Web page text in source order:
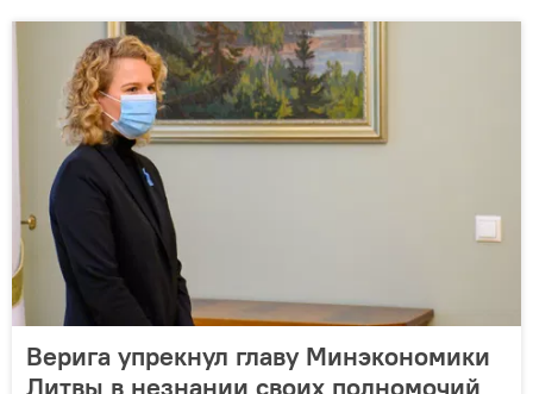
Верига упрекнул главу Минэкономики